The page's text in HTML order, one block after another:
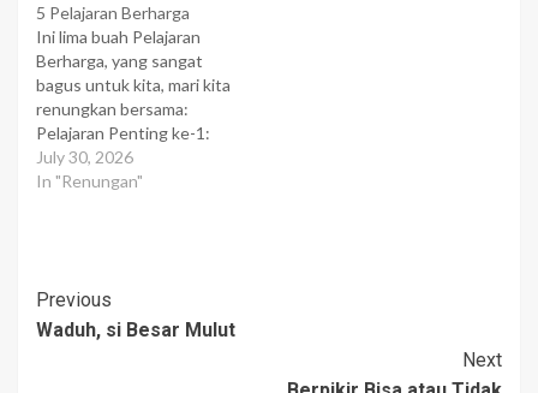
mendadak pada kami.
Karena kebetulan cukup
menyimak semua kuliah-
kuliahnya, saya cukup
cepat menyelesaikan soal-
soal quiz, sampai pada soal
yang terakhir. Isi Soal…
5 Pelajaran Berharga
Ini lima buah Pelajaran
Berharga, yang sangat
bagus untuk kita, mari kita
renungkan bersama:
Pelajaran Penting ke-1:
Pada bulan ke-2 diawal
kuliah saya,‚
menyimak semua kuliah -
kuliahnya, saya cukup
July 30, 2026
In "Renungan"
Post
Navigation
Previous
Waduh, si Besar Mulut
Next